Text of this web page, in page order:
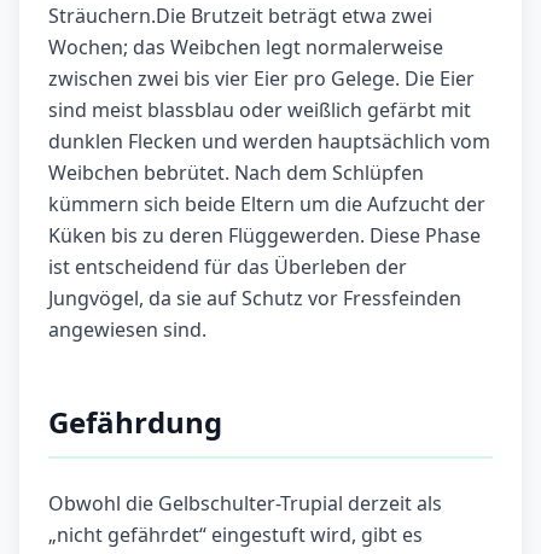
Sträuchern.Die Brutzeit beträgt etwa zwei
Wochen; das Weibchen legt normalerweise
zwischen zwei bis vier Eier pro Gelege. Die Eier
sind meist blassblau oder weißlich gefärbt mit
dunklen Flecken und werden hauptsächlich vom
Weibchen bebrütet. Nach dem Schlüpfen
kümmern sich beide Eltern um die Aufzucht der
Küken bis zu deren Flüggewerden. Diese Phase
ist entscheidend für das Überleben der
Jungvögel, da sie auf Schutz vor Fressfeinden
angewiesen sind.
Gefährdung
Obwohl die Gelbschulter-Trupial derzeit als
„nicht gefährdet“ eingestuft wird, gibt es